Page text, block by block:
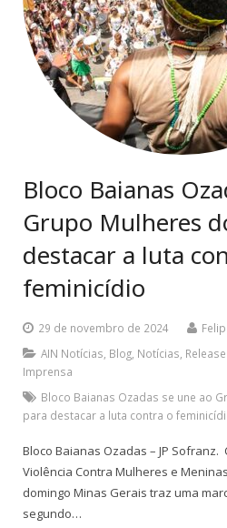
Fale Conosco
Bloco Baianas
Grupo Mulheres
destacar a luta
feminicídio
29 de novembro de 2024
AIN Notícias Blog Notícias
Imprensa
Bloco Baianas Ozadas se une ao
para destacar a luta contra o
Bloco Baianas Ozadas – JP Sofranz.
Violência Contra Mulheres e
domingo Minas Gerais traz uma
segundo…